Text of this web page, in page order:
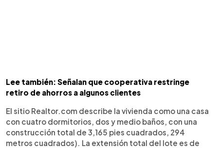
Lee también: Señalan que cooperativa restringe
retiro de ahorros a algunos clientes
El sitio Realtor.com describe la vivienda como una casa
con cuatro dormitorios, dos y medio baños, con una
construcción total de 3,165 pies cuadrados, 294
metros cuadrados). La extensión total del lote es de